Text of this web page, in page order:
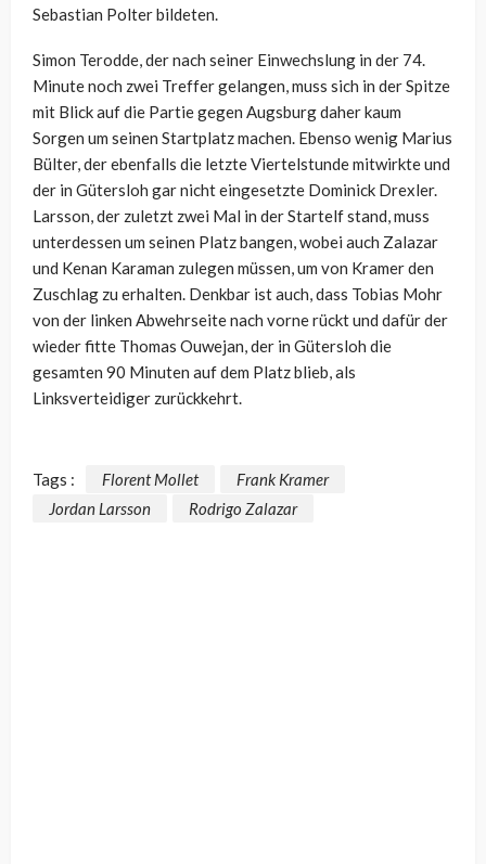
Sebastian Polter bildeten.
Simon Terodde, der nach seiner Einwechslung in der 74.
Minute noch zwei Treffer gelangen, muss sich in der Spitze
mit Blick auf die Partie gegen Augsburg daher kaum
Sorgen um seinen Startplatz machen. Ebenso wenig Marius
Bülter, der ebenfalls die letzte Viertelstunde mitwirkte und
der in Gütersloh gar nicht eingesetzte Dominick Drexler.
Larsson, der zuletzt zwei Mal in der Startelf stand, muss
unterdessen um seinen Platz bangen, wobei auch Zalazar
und Kenan Karaman zulegen müssen, um von Kramer den
Zuschlag zu erhalten. Denkbar ist auch, dass Tobias Mohr
von der linken Abwehrseite nach vorne rückt und dafür der
wieder fitte Thomas Ouwejan, der in Gütersloh die
gesamten 90 Minuten auf dem Platz blieb, als
Linksverteidiger zurückkehrt.
Tags : Florent Mollet
Frank Kramer
Jordan Larsson
Rodrigo Zalazar